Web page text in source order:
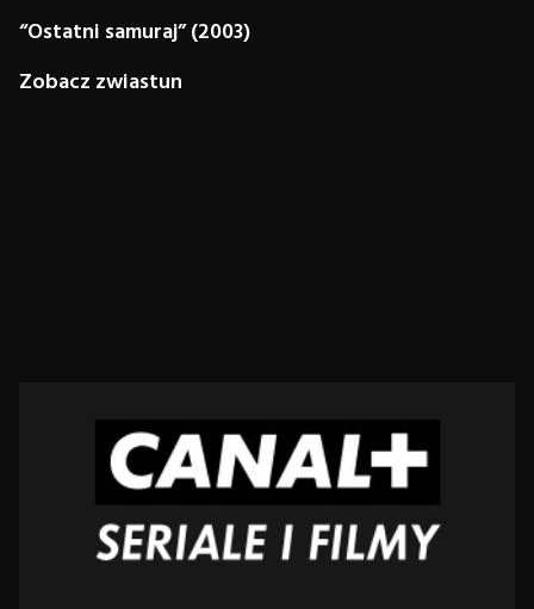
“Ostatni samuraj” (2003)
Zobacz zwiastun